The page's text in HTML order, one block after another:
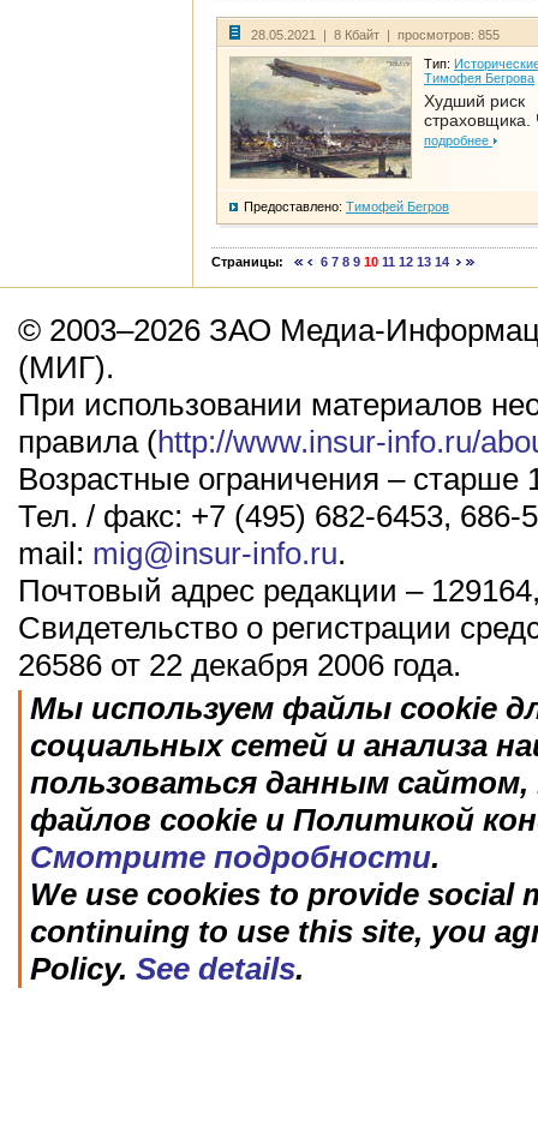
28.05.2021 | 8 Кбайт | просмотров: 855
Тип:
Тимофея Бегрова
Худший риск
страховщика.
подробнее
Предоставлено: Тимофей Бегров
Страницы: 6 7 8 9 10 11 12 13 14
© 2003–2026 ЗАО Медиа-
(МИГ).
При использовании материалов
правила (http://www.insur-info.ru/
Возрастные ограничения – старше
Тел. / факс: +7 (495) 682-6453, 686-
mail: mig@insur-info.ru.
Почтовый адрес редакции –
Свидетельство о регистрации
26586 от 22 декабря 2006 года.
Мы используем файлы cookie
социальных сетей и анализа
пользоваться данным
файлов cookie и Политикой
Смотрите подробности.
We use cookies to provide social
continuing to use this site, you
Policy. See details.